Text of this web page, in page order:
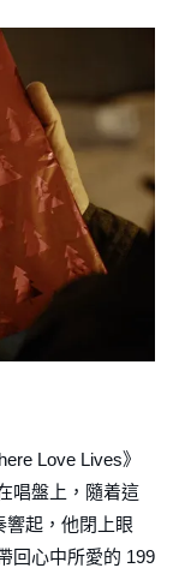
Love Lives》
唱盤上，隨着這
響起，他閉上眼
回心中所愛的 199